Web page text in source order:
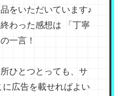
をいただいています♪
わった感想は 「丁寧
一言！
ひとつとっても、サ
広告を載せればよい